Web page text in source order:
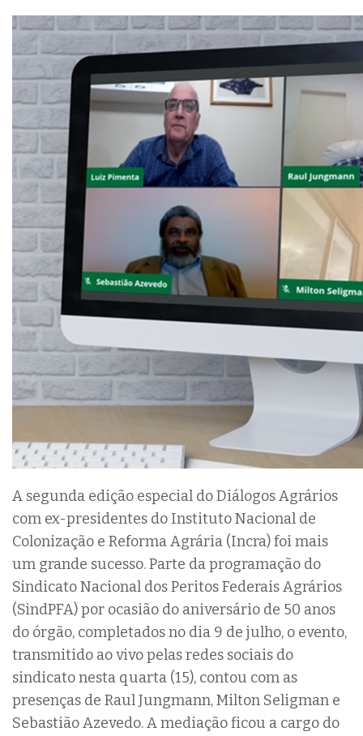
A segunda edição especial do Diálogos Agrários
com ex-presidentes do Instituto Nacional de
Colonização e Reforma Agrária (Incra) foi mais
um grande sucesso. Parte da programação do
Sindicato Nacional dos Peritos Federais Agrários
(SindPFA) por ocasião do aniversário de 50 anos
do órgão, completados no dia 9 de julho, o evento,
transmitido ao vivo pelas redes sociais do
sindicato nesta quarta (15), contou com as
presenças de Raul Jungmann, Milton Seligman e
Sebastião Azevedo. A mediação ficou a cargo do